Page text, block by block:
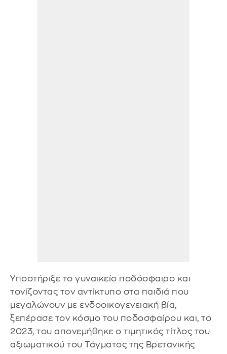
Υποστήριξε το γυναικείο ποδόσφαιρο και
τονίζοντας τον αντίκτυπο στα παιδιά που
μεγαλώνουν με ενδοοικογενειακή βία,
ξεπέρασε τον κόσμο του ποδοσφαίρου και, το
2023, του απονεμήθηκε ο τιμητικός τίτλος του
αξιωματικού του Τάγματος της Βρετανικής